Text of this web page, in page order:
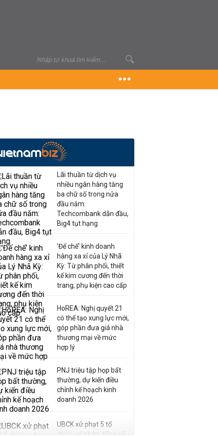
Lãi thuần từ dịch vụ
nhiều ngân hàng tăng
ba chữ số trong nửa
đầu năm:
Techcombank dẫn đầu,
Big4 tụt hạng
'Đế chế’ kinh doanh
hàng xa xỉ của Lý Nhã
Kỳ: Từ phân phối, thiết
kế kim cương đến thời
trang, phụ kiện cao cấp
HoREA: Nghị quyết 21
có thể tạo xung lực mới,
góp phần đưa giá nhà
thương mại về mức
hợp lý
PNJ triệu tập họp bất
thường, dự kiến điều
chỉnh kế hoạch kinh
doanh 2026
UBCK xử phạt 5 tổ
chức, cá nhân, tổng số